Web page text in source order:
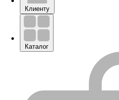
Клиенту
Каталог